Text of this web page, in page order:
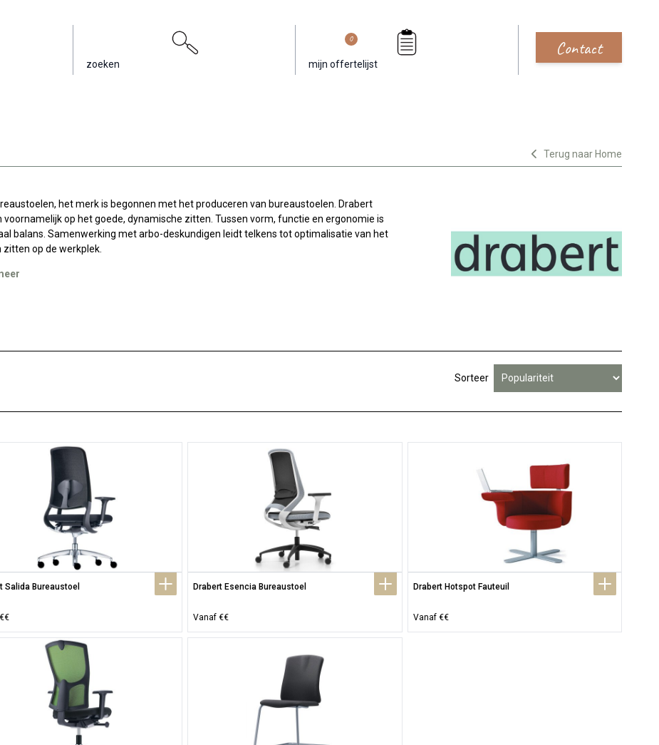
zoeken mijn offertelijst
0 Contact
Terug naar Home
het merk is begonnen met het produceren van bureaustoelen. Drabert
voornamelijk op het goede, dynamische zitten. Tussen vorm, functie en ergonomie is
balans. Samenwerking met arbo-deskundigen leidt telkens tot optimalisatie van het
zitten op de werkplek.
Sorteer
Salida Bureaustoel Drabert Esencia Bureaustoel
Vanaf €€
Drabert Hotspot Fauteuil
Vanaf €€